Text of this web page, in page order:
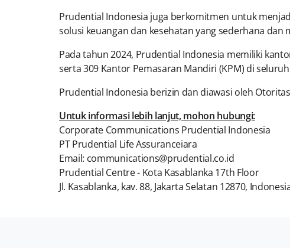
Prudential Indonesia juga berkomitmen untuk
solusi keuangan dan kesehatan yang sederhana dan
Pada tahun 2024, Prudential Indonesia memiliki
serta 309 Kantor Pemasaran Mandiri (KPM) di
Prudential Indonesia berizin dan diawasi oleh Otoritas
Untuk informasi lebih lanjut, mohon hubungi:
Corporate Communications Prudential Indonesia
PT Prudential Life Assuranceiara
Email: communications@prudential.co.id
Prudential Centre - Kota Kasablanka 17th Floor
Jl. Kasablanka, kav. 88, Jakarta Selatan 12870,